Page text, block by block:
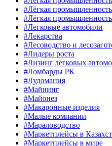
#Лёгкая промышленность
#Лёгкая промышленность
#Легковые автомобили
#Лекарства
#Лесоводство и
#Лидеры роста
#Лизинг легковых
#Ломбарды РК
#Лудомания
#Майнинг
#Майонез
#Макаронные изделия
#Малые компании
#Мараловодство
#Маркетплейсы в
#Маркетплейсы в мире